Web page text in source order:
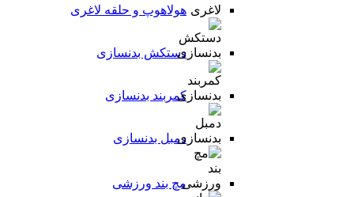
هولاهوپ و حلقه لاغری
دستکش بدنسازی
کمربند بدنسازی
دمبل بدنسازی
مچ بند ورزشی